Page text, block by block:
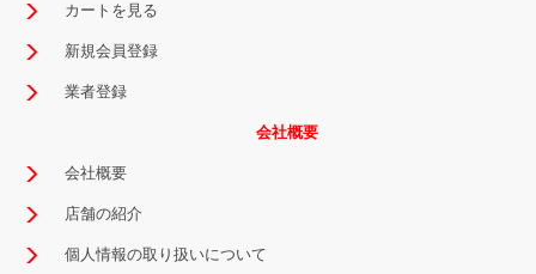
カートを見る
新規会員登録
業者登録
会社概要
会社概要
店舗の紹介
個人情報の取り扱いについて